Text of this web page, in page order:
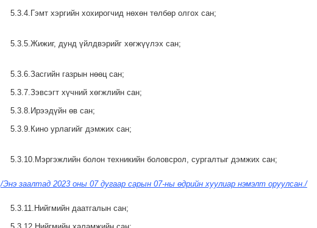
5.3.4.Гэмт хэргийн хохирогчид нөхөн төлбөр олгох сан;
5.3.5.Жижиг, дунд үйлдвэрийг хөгжүүлэх сан;
5.3.6.Засгийн газрын нөөц сан;
5.3.7.Зэвсэгт хүчний хөгжлийн сан;
5.3.8.Ирээдүйн өв сан;
5.3.9.Кино урлагийг дэмжих сан;
5.3.10.Мэргэжлийн болон техникийн боловсрол, сургалтыг дэмжих сан;
/Энэ заалтад 2023 оны 07 дугаар сарын 07-ны өдрийн хуулиар нэмэлт оруулсан./
5.3.11.Нийгмийн даатгалын сан;